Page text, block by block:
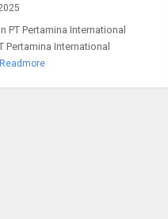
PT Pertamina International
Pertamina International
Readmore